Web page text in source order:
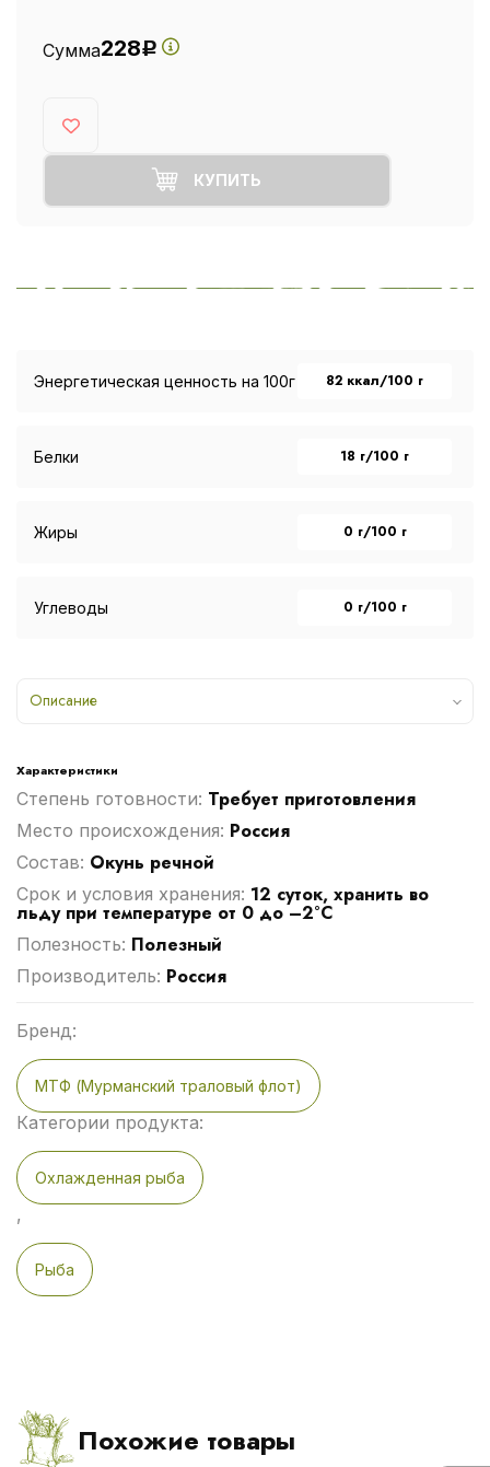
Сумма228Р
КУПИТЬ
Энергетическая ценность на 100г 82 ккал/100 г
Белки 18 г/100 г
Жиры 0 г/100 г
Углеводы 0 г/100 г
Описание
Характеристики
Степень готовности: Требует приготовления
Место происхождения: Россия
Cостав: Окунь речной
Срок и условия хранения: 12 суток, хранить во
льду при температуре от 0 до –2°C
Полезность: Полезный
Производитель: Россия
Бренд:
МТФ (Мурманский траловый флот)
Категории продукта:
Охлажденная рыба
,
Рыба
Похожие товары